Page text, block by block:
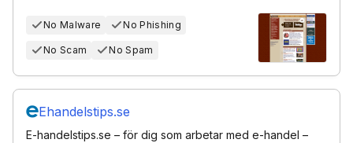
No Malware No Phishing
No Scam No Spam
Ehandelstips.se
E-handelstips.se – för dig som arbetar med e-handel –